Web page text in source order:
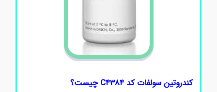
کندروتین سولفات کد C4384 چیست؟